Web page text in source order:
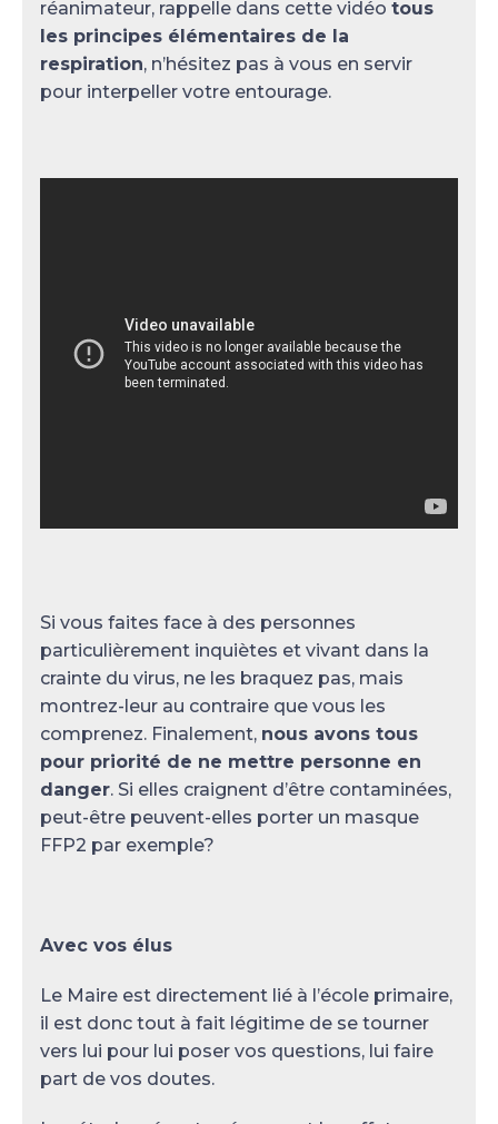
réanimateur, rappelle dans cette vidéo tous
les principes élémentaires de la
respiration, n’hésitez pas à vous en servir
pour interpeller votre entourage.
Si vous faites face à des personnes
particulièrement inquiètes et vivant dans la
crainte du virus, ne les braquez pas, mais
montrez-leur au contraire que vous les
comprenez. Finalement, nous avons tous
pour priorité de ne mettre personne en
danger. Si elles craignent d’être contaminées,
peut-être peuvent-elles porter un masque
FFP2 par exemple?
Avec vos élus
Le Maire est directement lié à l’école primaire,
il est donc tout à fait légitime de se tourner
vers lui pour lui poser vos questions, lui faire
part de vos doutes.